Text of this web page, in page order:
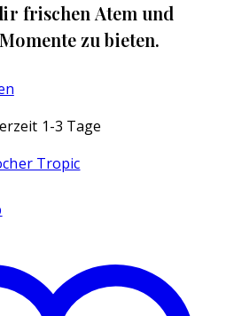
frischen Atem und
zu bieten.
1-3 Tage